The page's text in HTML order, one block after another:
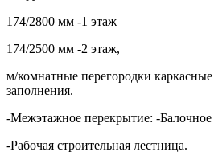
174/2800 мм -1 этаж
174/2500 мм -2 этаж,
м/комнатные перегородки
заполнения.
-Межэтажное перекрытие: -
-Рабочая строительная лестница.